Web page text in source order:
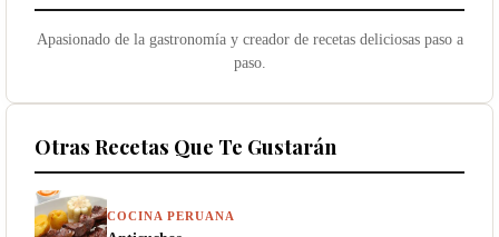
Apasionado de la gastronomía y creador de recetas deliciosas paso a
paso.
Otras Recetas Que Te Gustarán
COCINA PERUANA